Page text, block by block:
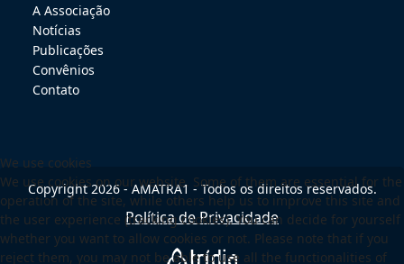
A Associação
Notícias
Publicações
Convênios
Contato
Copyright 2026 - AMATRA1 - Todos os direitos reservados.
Política de Privacidade
We use cookies
We use cookies on our website. Some of them are essential for the
operation of the site, while others help us to improve this site and
the user experience (tracking cookies). You can decide for yourself
whether you want to allow cookies or not. Please note that if you
reject them, you may not be able to use all the functionalities of